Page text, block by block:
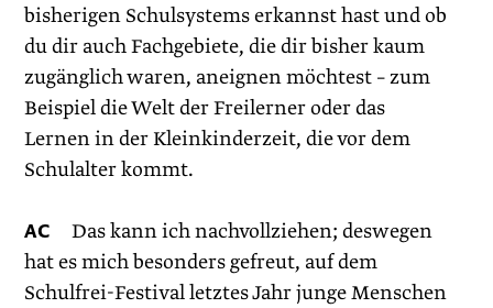
bisherigen Schulsystems erkannst hast und ob
du dir auch Fachgebiete, die dir bisher kaum
zugänglich waren, aneignen möchtest – zum
Beispiel die Welt der Freilerner oder das
Lernen in der Kleinkinderzeit, die vor dem
Schulalter kommt.
AC Das kann ich nachvollziehen; deswegen
hat es mich besonders gefreut, auf dem
Schulfrei-Festival letztes Jahr junge Menschen